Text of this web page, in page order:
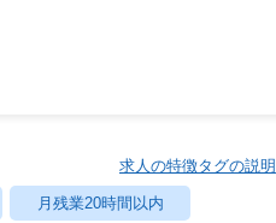
求人の特徴タグの説明
月残業20時間以内